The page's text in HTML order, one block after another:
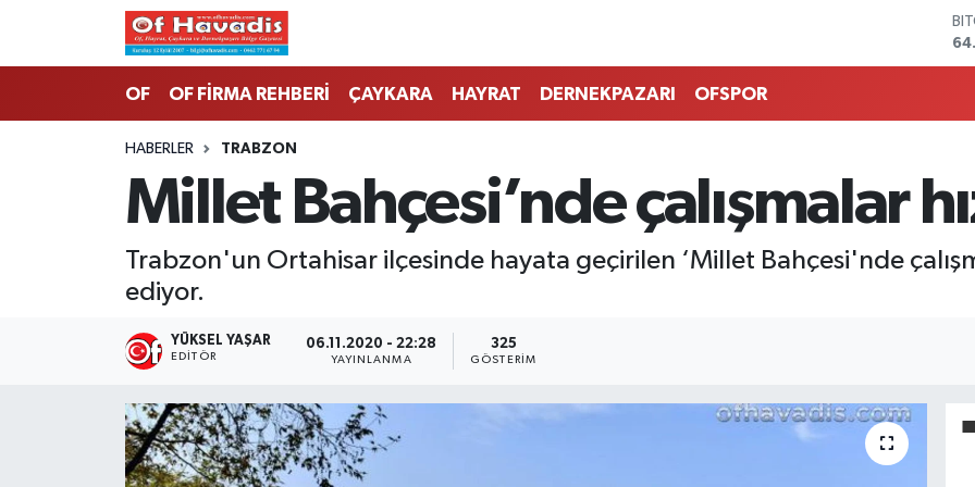
OF OF FİRMA REHBERİ ÇAYKARA HAYRAT DERNEKPAZARI OFSPOR
HABERLER TRABZON
Millet Bahçesi’nde çalışmalar
Trabzon'un Ortahisar ilçesinde hayata geçirilen ‘Millet Bahçesi'nde
ediyor.
YÜKSEL YAŞAR
EDITÖR
06.11.2020 - 22:28
YAYINLANMA
325
GÖSTERIM
Trabzon Nöbetçi Eczaneler
Trabzon Namaz Vakitleri
Trabzon Trafik Yoğunluk Haritası
Süper Lig Puan Durumu ve Fikstür
Tüm Manşetler
Son Dakika Haberleri
Haber Arşivi